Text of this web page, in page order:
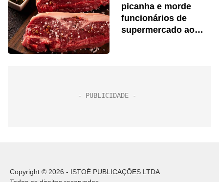
picanha e morde
funcionários de
supermercado ao
Copyright © 2026 - ISTOÉ PUBLICAÇÕES LTDA